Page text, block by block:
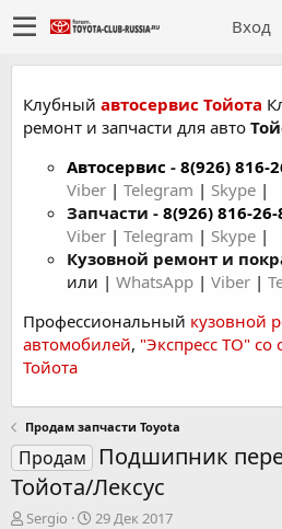
Вход
Клубный автосервис Тойота
ремонт и запчасти для авто
Автосервис - 8(926) 816-
Viber | Telegram | Skype |
Запчасти - 8(926) 816-26-
Viber | Telegram | Skype |
Кузовной ремонт и
или | WhatsApp | Viber |
Профессиональный кузовной
автомобилей, "Экспресс ТО" со
Тойота
Продам запчасти Toyota
Продам
Подшипник
Тойота/Лексус
А
Sergio
Д
29 Дек 2017